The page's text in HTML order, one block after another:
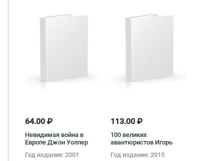
64.00 ₽
Невидимая война в
Европе Джон Уоллер
Год издания: 2001
113.00 ₽
100 великих
авантюристов Игорь
Год издания: 2015